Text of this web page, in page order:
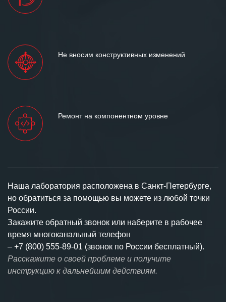
Не вносим конструктивных изменений
Ремонт на компонентном уровне
Наша лаборатория расположена в Санкт-Петербурге,
но обратиться за помощью вы можете из любой точки
России.
Закажите обратный звонок или наберите в рабочее
время многоканальный телефон
– +7 (800) 555-89-01 (звонок по России бесплатный).
Расскажите о своей проблеме и получите
инструкцию к дальнейшим действиям.